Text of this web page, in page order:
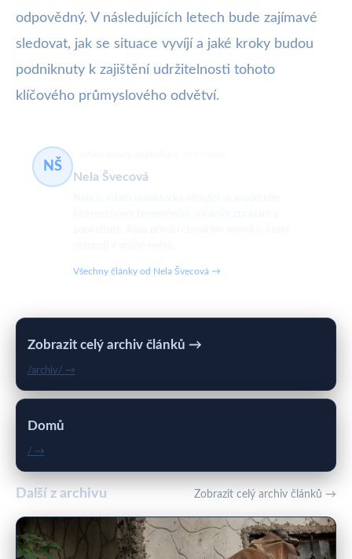
odpovědný. V následujících letech bude zajímavé
sledovat, jak se situace vyvíjí a jaké kroky budou
podniknuty k zajištění udržitelnosti tohoto
klíčového průmyslového odvětví.
NŠ
Nela Švecová
Všechny články od Nela Švecová →
Zobrazit celý archiv článků →
/archiv/ →
Domů
/ →
Další z archivu Zobrazit celý archiv článků →